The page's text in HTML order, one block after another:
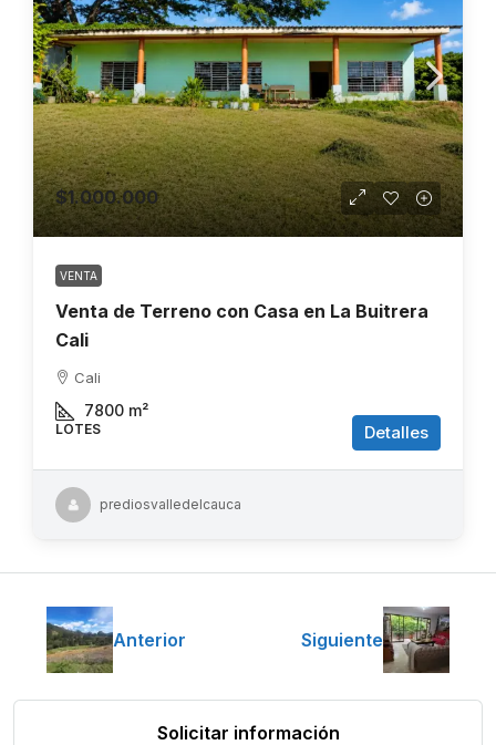
$1.000.000
VENTA
Venta de Terreno con Casa en La Buitrera
Cali
Cali
7800 m²
LOTES Detalles
prediosvalledelcauca
Anterior Siguiente
Solicitar información